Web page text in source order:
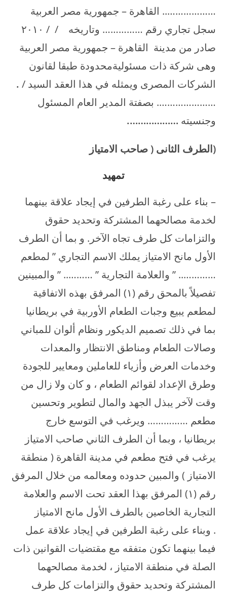
……………….. القاهرة – جمهورية مصر العربية
سجل تجاري رقم …………… وتاريخه / / ۲۰۱۰
صادر من مدينة القاهرة – جمهورية مصر العربية
وهى شركة ذات مسئوليةمحدودة طبقا لقانون
الشركات المصرى ويمثله في هذا العقد السيد / .
…………………. بصفتة المدير العام المسئول
وجنسيته ……………….
(الطرف الثانى ( صاحب الامتياز
تمهيد
– بناء على رغبة الطرفين في إيجاد علاقة بينهما
لخدمة مصالحهما المشتركة وتحديد حقوق
والتزامات كل طرف تجاه الآخر. و بما أن الطرف
الأول مانح الامتياز يملك الاسم التجاري ” لمطعم
………….. ” والعلامة التجارية ” ……….. ” والمبينين
تفصيلاً بالمحق رقم (۱) المرفق بهذه الاتفاقية
لمطعم يبيع وجبات الطعام الأوربية في بريطانيا
بما في ذلك تصميم الديكور ونظام ألوان للمباني
وصالات الطعام ومناطق الانتظار والمعدات
وخدمات العرض وأزياء للعاملين ومعايير للجودة
وطرق الإعداد لقوائم الطعام ، و كان ولا زال من
وقت لآخر يبذل الجهد والمال لتطوير وتحسين
مطعم …………… ويرغب في التوسع خارج
بريطانيا ، وبما أن الطرف الثاني صاحب الامتياز
يرغب في فتح مطعم في مدينة القاهرة ( منطقة
الامتياز ) والمبين حدوده ومعالمه من خلال المرفق
رقم (۱) المرفق بهذا العقد تحت الاسم والعلامة
التجارية الخاصين بالطرف الأول مانح الامتياز
. وبناء على رغبة الطرفين في إيجاد علاقة عمل
فيما بينهما تكون متفقه مع مقتضيات القوانين ذات
الصلة في منطقة الامتياز ، لخدمة مصالحهما
المشتركة وتحديد حقوق والتزامات كل طرف